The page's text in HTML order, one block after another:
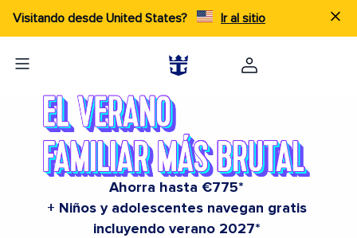
Visitando desde United States? Ir al sitio
Ahorra hasta €775*
+ Niños y adolescentes navegan gratis
incluyendo verano 2027*